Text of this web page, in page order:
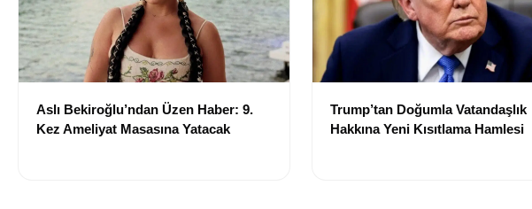
Aslı Bekiroğlu’ndan Üzen Haber: 9.
Kez Ameliyat Masasına Yatacak
Trump’tan Doğumla Vatandaşlık
Hakkına Yeni Kısıtlama Hamlesi